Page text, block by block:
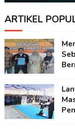
ARTIKEL